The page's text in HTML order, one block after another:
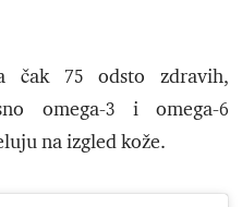
čak 75 odsto zdravih,
omega-3 i omega-6
na izgled kože.